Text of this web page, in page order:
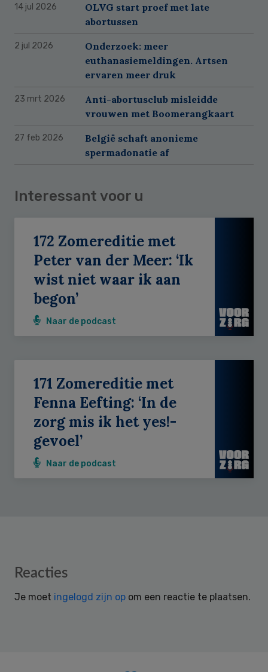
14 jul 2026
OLVG start proef met late
abortussen
2 jul 2026
Onderzoek: meer
euthanasiemeldingen. Artsen
ervaren meer druk
23 mrt 2026
Anti-abortusclub misleidde
vrouwen met Boomerangkaart
27 feb 2026
België schaft anonieme
spermadonatie af
Interessant voor u
172 Zomereditie met
Peter van der Meer: ‘Ik
wist niet waar ik aan
begon’
Naar de podcast
171 Zomereditie met
Fenna Eefting: ‘In de
zorg mis ik het yes!-
gevoel’
Naar de podcast
Reader
Reacties
Je moet ingelogd zijn op om een reactie te plaatsen.